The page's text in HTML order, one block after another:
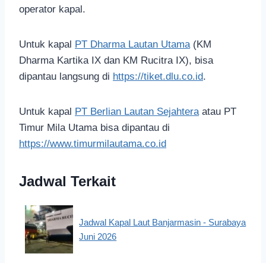
operator kapal.
Untuk kapal PT Dharma Lautan Utama(KM
Dharma Kartika IX dan KM Rucitra IX), bisa
dipantau langsung di https://tiket.dlu.co.id.
Untuk kapal PT Berlian Lautan Sejahteraatau PT
Timur Mila Utama bisa dipantau di
https://www.timurmilautama.co.id
Jadwal Terkait
Jadwal Kapal Laut Banjarmasin - Surabaya
Juni 2026